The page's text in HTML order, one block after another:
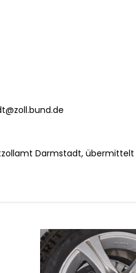
Darmstadt, übermittelt